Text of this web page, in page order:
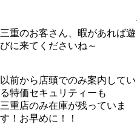
三重のお客さん、暇があれば遊
びに来てくださいね～
以前から店頭でのみ案内してい
る特価セキュリティーも
三重店のみ在庫が残っていま
す！お早めに！！